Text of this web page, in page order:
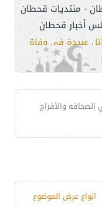
- منتديات قحطان
أخبار قحطان
عبيدة في وفاة
الصحافه والأفراح
انواع عرض الموضوع